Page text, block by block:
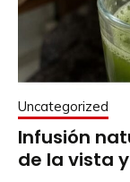
Uncategorized
Infusión
de la vista